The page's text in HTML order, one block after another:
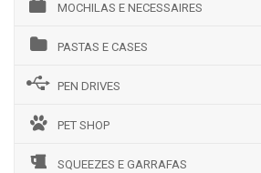
MOCHILAS E NECESSAIRES
PASTAS E CASES
PEN DRIVES
PET SHOP
SQUEEZES E GARRAFAS